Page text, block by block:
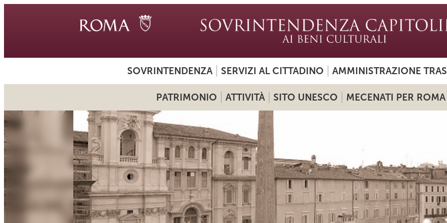
SOVRINTENDENZA SERVIZI AL CITTADINO AMMINISTRAZIONE
PATRIMONIO ATTIVITÀ SITO UNESCO MECENATI PER ROMA